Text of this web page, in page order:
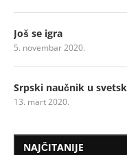
Još se igra
5. novembar 2020.
Srpski naučnik u
13. mart 2020.
NAJČITANIJE